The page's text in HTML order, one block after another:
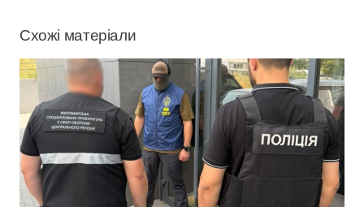
Схожі матеріали